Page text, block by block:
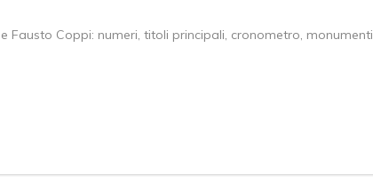
Coppi: numeri, titoli principali, cronometro, monumenti